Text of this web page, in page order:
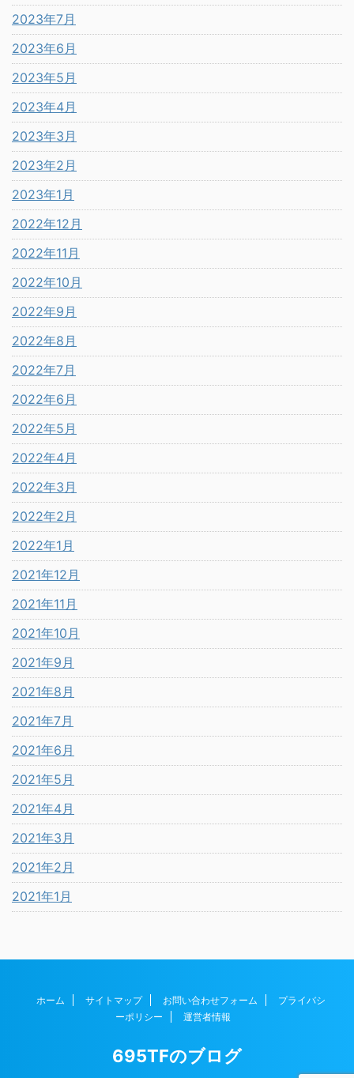
2023年7月
2023年6月
2023年5月
2023年4月
2023年3月
2023年2月
2023年1月
2022年12月
2022年11月
2022年10月
2022年9月
2022年8月
2022年7月
2022年6月
2022年5月
2022年4月
2022年3月
2022年2月
2022年1月
2021年12月
2021年11月
2021年10月
2021年9月
2021年8月
2021年7月
2021年6月
2021年5月
2021年4月
2021年3月
2021年2月
2021年1月
ホーム サイトマップ お問い合わせフォーム
プライバシ
ーポリシー
運営者情報
695TFのブログ